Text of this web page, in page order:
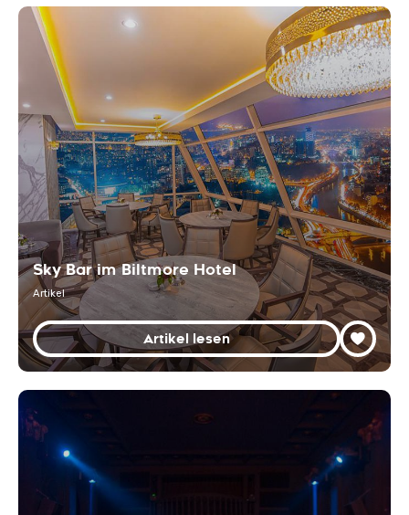
Sky Bar im Biltmore Hotel
Artikel
Artikel lesen